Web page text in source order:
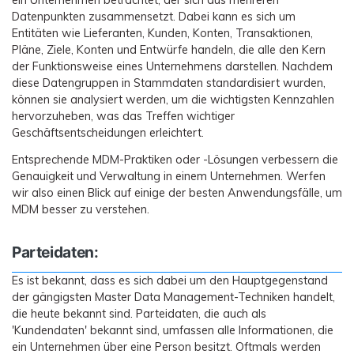
Datenpunkten zusammensetzt. Dabei kann es sich um
Entitäten wie Lieferanten, Kunden, Konten, Transaktionen,
Pläne, Ziele, Konten und Entwürfe handeln, die alle den Kern
der Funktionsweise eines Unternehmens darstellen. Nachdem
diese Datengruppen in Stammdaten standardisiert wurden,
können sie analysiert werden, um die wichtigsten Kennzahlen
hervorzuheben, was das Treffen wichtiger
Geschäftsentscheidungen erleichtert.
Entsprechende MDM-Praktiken oder -Lösungen verbessern die
Genauigkeit und Verwaltung in einem Unternehmen. Werfen
wir also einen Blick auf einige der besten Anwendungsfälle, um
MDM besser zu verstehen.
Parteidaten:
Es ist bekannt, dass es sich dabei um den Hauptgegenstand
der gängigsten Master Data Management-Techniken handelt,
die heute bekannt sind. Parteidaten, die auch als
'Kundendaten' bekannt sind, umfassen alle Informationen, die
ein Unternehmen über eine Person besitzt. Oftmals werden